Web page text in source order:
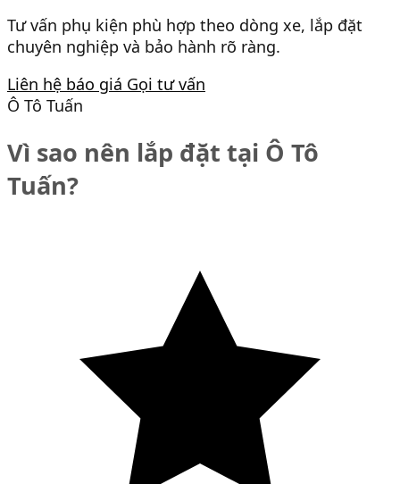
Tư vấn phụ kiện phù hợp theo dòng xe, lắp đặt
chuyên nghiệp và bảo hành rõ ràng.
Liên hệ báo giá Gọi tư vấn
Ô Tô Tuấn
Vì sao nên lắp đặt tại Ô Tô
Tuấn?